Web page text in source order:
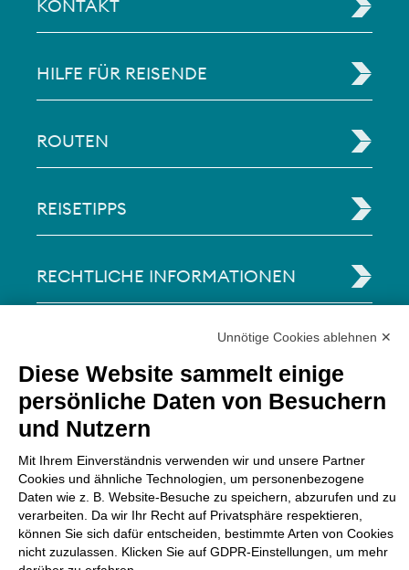
KONTAKT
HILFE FÜR REISENDE
ROUTEN
REISETIPPS
RECHTLICHE INFORMATIONEN
Via Paolo Bembo, 70 37062
ZAHLUNGSMÖGLICHKEITEN
Unnötige Cookies ablehnen ✕
Diese Website sammelt einige
persönliche Daten von Besuchern
und Nutzern
Mit Ihrem Einverständnis verwenden wir und unsere Partner
Cookies und ähnliche Technologien, um personenbezogene
Daten wie z. B. Website-Besuche zu speichern, abzurufen und zu
verarbeiten. Da wir Ihr Recht auf Privatsphäre respektieren,
können Sie sich dafür entscheiden, bestimmte Arten von Cookies
nicht zuzulassen. Klicken Sie auf GDPR-Einstellungen, um mehr